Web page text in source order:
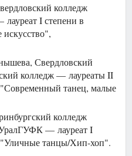
колледж
I степени в
Свердловский
колледж — лауреаты II
танец, малые
колледж
— лауреат I
танцы/Хип-хоп".